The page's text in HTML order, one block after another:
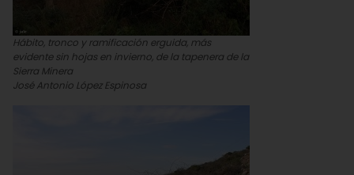
Hábito, tronco y ramificación erguida, más
evidente sin hojas en invierno, de la tapenera de la
Sierra Minera
José Antonio López Espinosa